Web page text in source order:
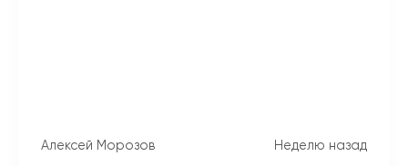
Алексей Морозов Неделю назад